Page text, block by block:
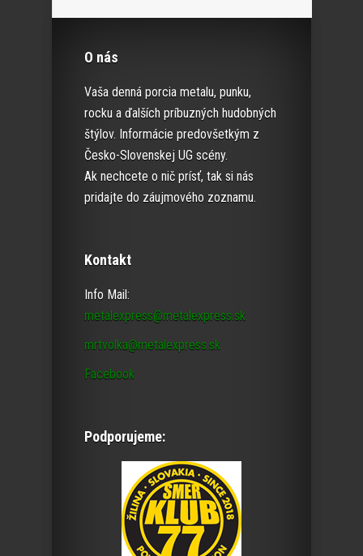
O nás
Vaša denná porcia metalu, punku,
rocku a ďalších príbuzných hudobných
štýlov. Informácie predovšetkým z
Česko-Slovenskej UG scény.
Ak nechcete o nič prísť, tak si nás
pridajte do záujmového zoznamu.
Kontakt
Info Mail:
metalexpress@metalexpress.sk
mrtvolka@metalexpress.sk
Facebook
Podporujeme: